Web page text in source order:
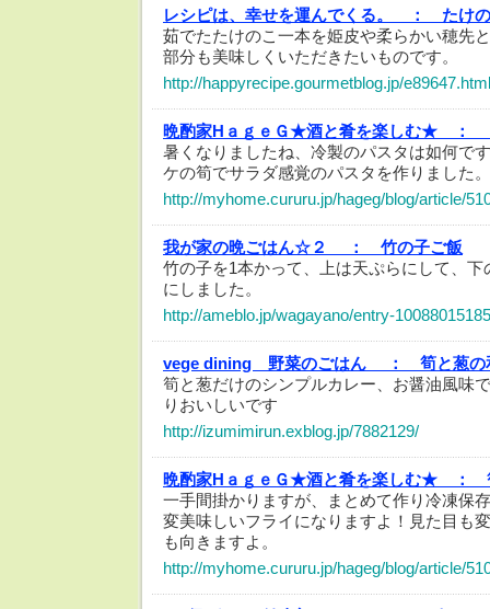
レシピは、幸せを運んでくる。 ：
たけ
茹でたたけのこ一本を姫皮や柔らかい穂先
部分も美味しくいただきたいものです。
http://happyrecipe.gourmetblog.jp/e89647.html
晩酌家HａｇｅＧ★酒と肴を楽しむ★ ：
暑くなりましたね、冷製のパスタは如何で
ケの筍でサラダ感覚のパスタを作りました。
http://myhome.cururu.jp/hageg/blog/article/
我が家の晩ごはん☆２ ：
竹の子ご飯
竹の子を1本かって、上は天ぷらにして、
にしました。
http://ameblo.jp/wagayano/entry-
vege dining 野菜のごはん ：
筍と葱の
筍と葱だけのシンプルカレー、お醤油風味
りおいしいです
http://izumimirun.exblog.jp/7882129/
晩酌家HａｇｅＧ★酒と肴を楽しむ★ ：
一手間掛かりますが、まとめて作り冷凍保
変美味しいフライになりますよ！見た目も
も向きますよ。
http://myhome.cururu.jp/hageg/blog/article/